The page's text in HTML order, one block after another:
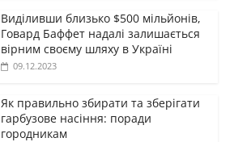
Виділивши близько $500 мільйонів,
Говард Баффет надалі залишається
вірним своєму шляху в Україні
09.12.2023
Як правильно збирати та зберігати
гарбузове насіння: поради
городникам